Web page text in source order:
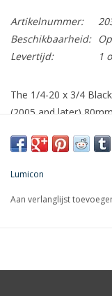
Artikelnummer:
Beschikbaarheid:
Levertijd:
1
The 1/4-20 x 3/4
(2005 and later)
The LS2125is a set of
Lumicon
Aan verlanglijst